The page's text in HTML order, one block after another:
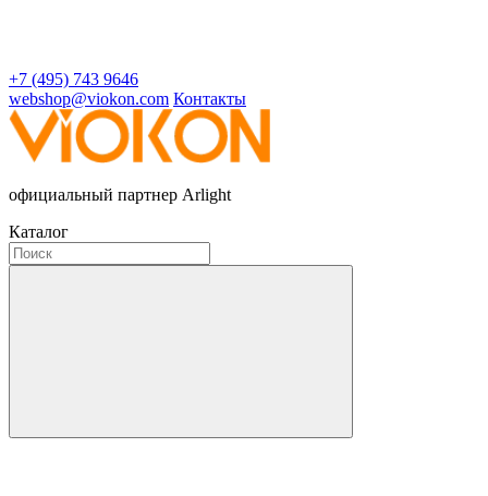
+7 (495) 743 9646
webshop@viokon.com Контакты
официальный партнер Arlight
Каталог